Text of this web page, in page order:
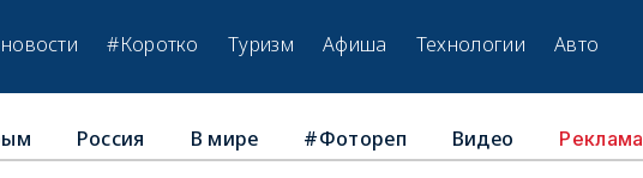
#Коротко Туризм Афиша Технологии Авто
Россия В мире #Фотореп Видео Реклама